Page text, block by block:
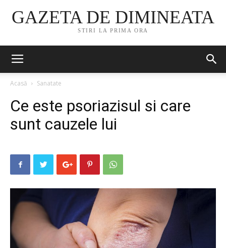
GAZETA DE DIMINEATA
STIRI LA PRIMA ORA
Acasă Sanatate
Ce este psoriazisul si care
sunt cauzele lui